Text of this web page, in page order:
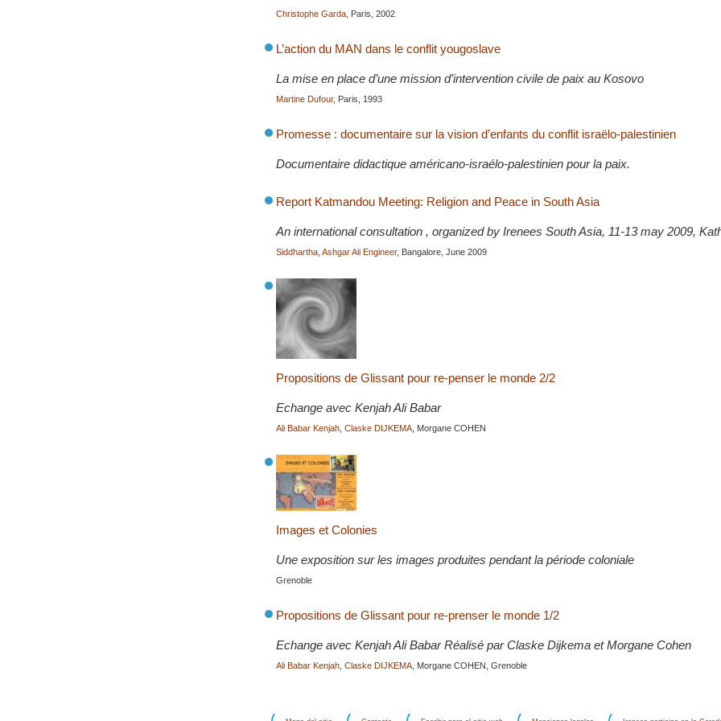
Christophe Garda , Paris, 2002
L’action du MAN dans le conflit yougoslave
La mise en place d’une mission d’intervention civile de paix au Kosovo
Martine Dufour, Paris, 1993
Promesse : documentaire sur la vision d’enfants du conflit israëlo-palestinien
Documentaire didactique américano-israélo-palestinien pour la paix.
Report Katmandou Meeting: Religion and Peace in South Asia
An international consultation , organized by Irenees South Asia, 11-13 may 2009,
Siddhartha Ashgar Ali Engineer, Bangalore, June 2009
Propositions de Glissant pour re-penser le monde 2/2
Echange avec Kenjah Ali Babar
Ali Babar Kenjah Claske DIJKEMA , Morgane COHEN
Images et Colonies
Une exposition sur les images produites pendant la période coloniale
Grenoble
Propositions de Glissant pour re-prenser le monde 1/2
Echange avec Kenjah Ali Babar Réalisé par Claske Dijkema et Morgane Cohen
Ali Babar Kenjah Claske DIJKEMA , Morgane COHEN, Grenoble